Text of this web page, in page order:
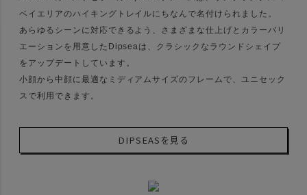
ベイエリアのハイキングトレイルにちなんで名付けられました。
あらゆるシーンに対応できるよう、さまざまな仕上げとカラーバリ
エーションを用意したDipseaは、クラシックなラウンドシェイプ
をアップデートしています。
小顔から中顔に最適なミディアムサイズのフレームで、ユニセック
スで利用できます。
DIPSEASを見る